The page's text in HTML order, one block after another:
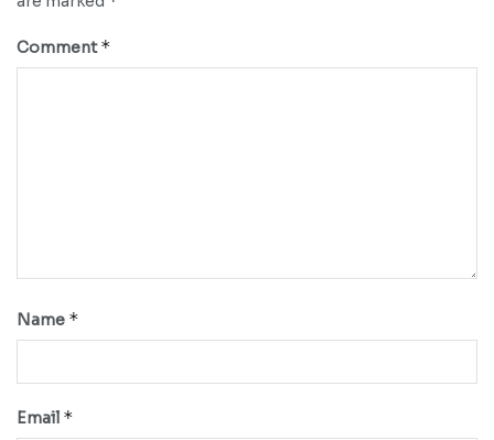
Comment*
Name *
Email *